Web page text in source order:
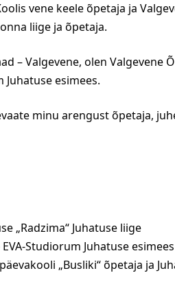
vene keele õpetaja ja
liige ja õpetaja.
– Valgevene, olen Valgevene
Juhatuse esimees.
minu arengust õpetaja,
„Radzima“ Juhatuse liige
Studiorum Juhatuse esimees
„Busliki“ õpetaja ja